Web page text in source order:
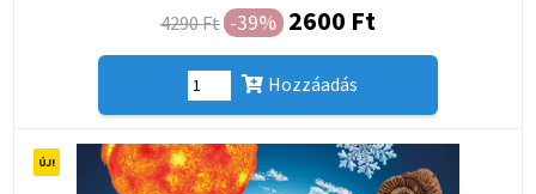
4290 Ft -39% 2600 Ft
Hozzáadás